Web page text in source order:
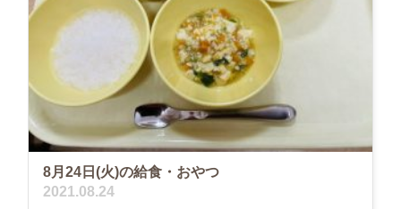
8月24日(火)の給食・おやつ
2021.08.24